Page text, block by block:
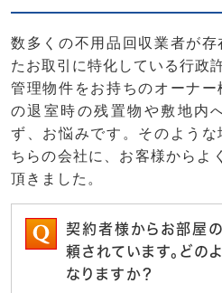
数多くの不用品回収業者が
たお取引に特化している行政
管理物件をお持ちのオーナー
の退室時の残置物や敷地内
ず、お悩みです。そのような
ちらの会社に、お客様からよ
頂きました。
契約者様からお部屋
頼されています。どの
なりますか？